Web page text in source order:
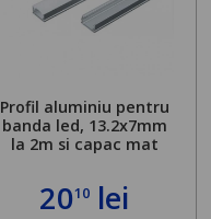
Profil aluminiu pentru
banda led, 13.2x7mm
la 2m si capac mat
2010 lei